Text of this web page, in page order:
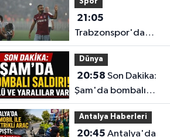
tercih etti
Spor
21:05
Trabzonspor'da
Mohamed Salah
çılgınlığı: "Sizlerle
tarih yazmak
istiyorum"
Dünya
20:58 Son Dakika:
Şam'da bombalı
saldırı! Ölü ve yaralılar
var
Antalya Haberleri
20:45 Antalya'da